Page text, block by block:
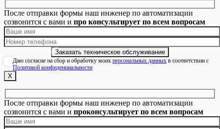
После отправки формы наш инженер по автоматизации
созвонится с вами и про консультирует по всем вопросам
Даю согласие на сбор и обработку моих персональных данных в соответствии с
Политикой конфиденциальности
Х
После отправки формы наш инженер по автоматизации
созвонится с вами и проконсультирует по всем вопросам